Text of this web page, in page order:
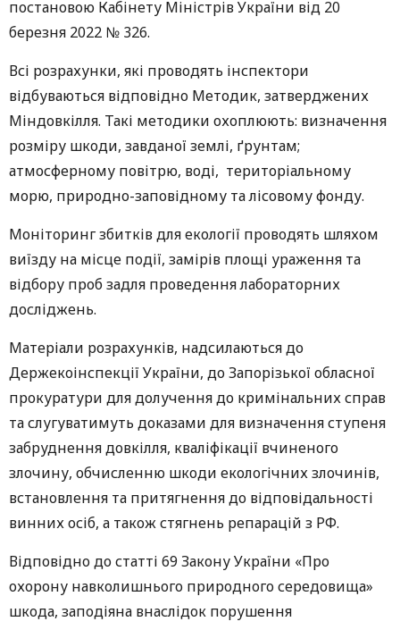
постановою Кабінету Міністрів України від 20
березня 2022 № 326.
Всі розрахунки, які проводять інспектори
відбуваються відповідно Методик, затверджених
Міндовкілля. Такі методики охоплюють: визначення
розміру шкоди, завданої землі, ґрунтам;
атмосферному повітрю, воді, територіальному
морю, природно-заповідному та лісовому фонду.
Моніторинг збитків для екології проводять шляхом
виїзду на місце події, замірів площі ураження та
відбору проб задля проведення лабораторних
досліджень.
Матеріали розрахунків, надсилаються до
Держекоінспекції України, до Запорізької обласної
прокуратури для долучення до кримінальних справ
та слугуватимуть доказами для визначення ступеня
забруднення довкілля, кваліфікації вчиненого
злочину, обчисленню шкоди екологічних злочинів,
встановлення та притягнення до відповідальності
винних осіб, а також стягнень репарацій з РФ.
Відповідно до статті 69 Закону України «Про
охорону навколишнього природного середовища»
шкода, заподіяна внаслідок порушення